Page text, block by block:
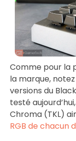
Comme pour la
la marque,
versions du
testé
Chroma (TKL)
RGB de chacun